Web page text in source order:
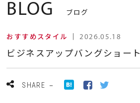
BLOG ブログ
おすすめスタイル ｜ 2026.05.18
ビジネスアップバングショート